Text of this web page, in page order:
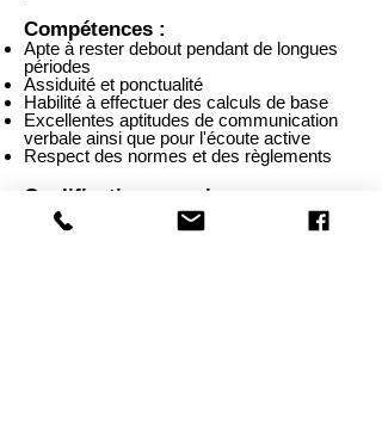
Compétences :
Apte à rester debout pendant de longues
périodes
Assiduité et ponctualité
Habilité à effectuer des calculs de base
Excellentes aptitudes de communication
verbale ainsi que pour l'écoute active
Respect des normes et des règlements
Qualifications requises :
Langues : Français parlé et écrit - Moyen
Formation : Offert par l’employeur